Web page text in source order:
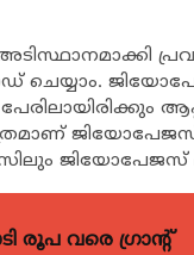
ജിയോപേജസ്
രൂപ വരെ ഗ്രാന്റ്